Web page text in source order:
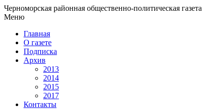
Черноморская районная общественно-политическая газета
Меню
Главная
О газете
Подписка
Архив
2013
2014
2015
2017
Контакты